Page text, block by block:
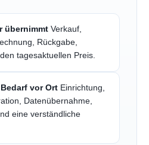
übernimmt Verkauf,
Rückgabe,
tagesaktuellen Preis.
vor Ort Einrichtung,
Datenübernahme,
eine verständliche